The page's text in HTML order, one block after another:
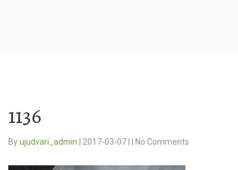
1136
Byujudvari_admin 2017-03-07 No Comments